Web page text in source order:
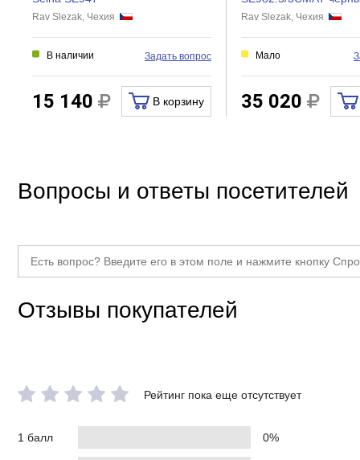
Аэратор
Rav Slezak, Чехия
В наличии Задать вопрос
15 140 В корзину
Rav Slezak, Чехия
Мало
35 020
Вопросы и ответы посетителей
Отзывы покупателей
Рейтинг пока еще отсутствует
1 балл 0%